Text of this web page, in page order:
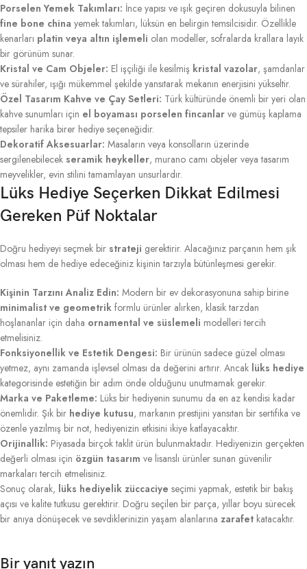
Porselen Yemek Takımları: İnce yapısı ve ışık geçiren dokusuyla bilinen
fine bone china yemek takımları, lüksün en belirgin temsilcisidir. Özellikle
kenarları platin veya altın işlemeli olan modeller, sofralarda krallara layık
bir görünüm sunar.
Kristal ve Cam Objeler: El işçiliği ile kesilmiş kristal vazolar, şamdanlar
ve sürahiler, ışığı mükemmel şekilde yansıtarak mekanın enerjisini yükseltir.
Özel Tasarım Kahve ve Çay Setleri: Türk kültüründe önemli bir yeri olan
kahve sunumları için el boyaması porselen fincanlar ve gümüş kaplama
tepsiler harika birer hediye seçeneğidir.
Dekoratif Aksesuarlar: Masaların veya konsolların üzerinde
sergilenebilecek seramik heykeller, murano camı objeler veya tasarım
meyvelikler, evin stilini tamamlayan unsurlardır.
Lüks Hediye Seçerken Dikkat Edilmesi
Gereken Püf Noktalar
Doğru hediyeyi seçmek bir strateji gerektirir. Alacağınız parçanın hem şık
olması hem de hediye edeceğiniz kişinin tarzıyla bütünleşmesi gerekir.
Kişinin Tarzını Analiz Edin: Modern bir ev dekorasyonuna sahip birine
minimalist ve geometrik formlu ürünler alırken, klasik tarzdan
hoşlananlar için daha ornamental ve süslemeli modelleri tercih
etmelisiniz.
Fonksiyonellik ve Estetik Dengesi: Bir ürünün sadece güzel olması
yetmez, aynı zamanda işlevsel olması da değerini artırır. Ancak lüks hediye
kategorisinde estetiğin bir adım önde olduğunu unutmamak gerekir.
Marka ve Paketleme: Lüks bir hediyenin sunumu da en az kendisi kadar
önemlidir. Şık bir hediye kutusu, markanın prestijini yansıtan bir sertifika ve
özenle yazılmış bir not, hediyenizin etkisini ikiye katlayacaktır.
Orijinallik: Piyasada birçok taklit ürün bulunmaktadır. Hediyenizin gerçekten
değerli olması için özgün tasarım ve lisanslı ürünler sunan güvenilir
markaları tercih etmelisiniz.
Sonuç olarak, lüks hediyelik züccaciye seçimi yapmak, estetik bir bakış
açısı ve kalite tutkusu gerektirir. Doğru seçilen bir parça, yıllar boyu sürecek
bir anıya dönüşecek ve sevdiklerinizin yaşam alanlarına zarafet katacaktır.
Bir yanıt yazın